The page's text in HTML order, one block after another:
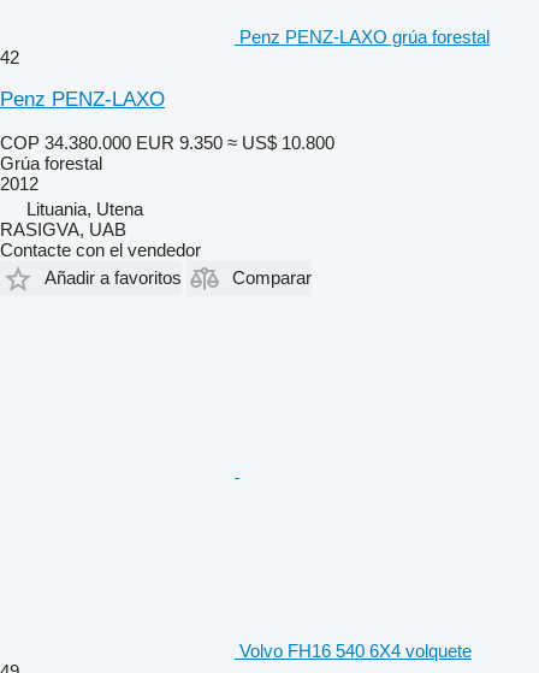
Penz PENZ-LAXO grúa forestal
42
Penz PENZ-LAXO
COP 34.380.000 EUR 9.350 ≈ US$ 10.800
Grúa forestal
2012
Lituania, Utena
RASIGVA, UAB
Contacte con el vendedor
Añadir a favoritos
Comparar
Volvo FH16 540 6X4 volquete